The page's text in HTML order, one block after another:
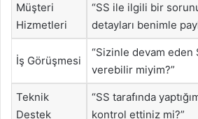
Müşteri
Hizmetleri
“SS ile ilgili bir
detayları benimle
İş Görüşmesi
“Sizinle devam eden
verebilir miyim?”
Teknik
Destek
“SS tarafında
kontrol ettiniz mi?”